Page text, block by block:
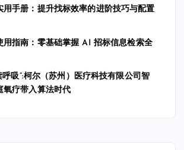
用手册：提升找标效率的进阶技巧与配置
用指南：零基础掌握 AI 招标信息检索全
呼吸”:柯尔（苏州）医疗科技有限公司智
氧疗带入算法时代